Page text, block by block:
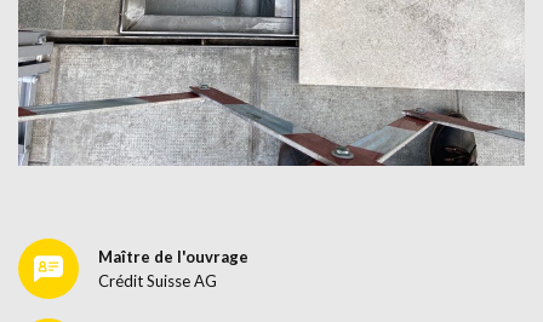
Maître de l'ouvrage
Crédit Suisse AG